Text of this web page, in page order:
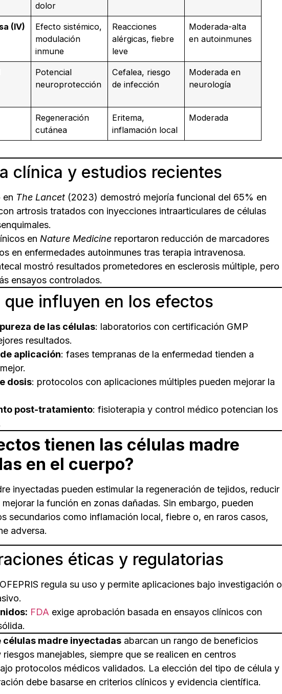
dolor
(IV)
Efecto sistémico,
modulación
inmune
Reacciones
alérgicas, fiebre
leve
Moderada-alta
en autoinmunes
Potencial
neuroprotección
Cefalea, riesgo
de infección
Moderada en
neurología
Regeneración
cutánea
Eritema,
inflamación local
Moderada
clínica y estudios recientes
en The Lancet (2023) demostró mejoría funcional del 65% en
artrosis tratados con inyecciones intraarticulares de células
en Nature Medicine reportaron reducción de marcadores
en enfermedades autoinmunes tras terapia intravenosa.
mostró resultados prometedores en esclerosis múltiple, pero
ensayos controlados.
que influyen en los efectos
de las células: laboratorios con certificación GMP
resultados.
aplicación: fases tempranas de la enfermedad tienden a
dosis: protocolos con aplicaciones múltiples pueden mejorar la
post-tratamiento: fisioterapia y control médico potencian los
tienen las células madre
en el cuerpo?
inyectadas pueden estimular la regeneración de tejidos, reducir
la función en zonas dañadas. Sin embargo, pueden
secundarios como inflamación local, fiebre o, en raros casos,
adversa.
éticas y regulatorias
regula su uso y permite aplicaciones bajo investigación o
FDA exige aprobación basada en ensayos clínicos con
células madre inyectadas abarcan un rango de beneficios
manejables, siempre que se realicen en centros
protocolos médicos validados. La elección del tipo de célula y
debe basarse en criterios clínicos y evidencia científica.